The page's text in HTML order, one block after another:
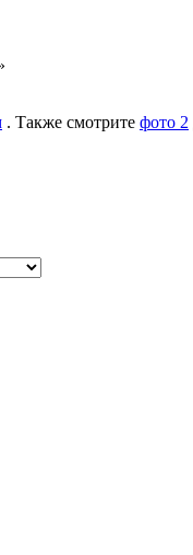
. Также смотрите фото 2